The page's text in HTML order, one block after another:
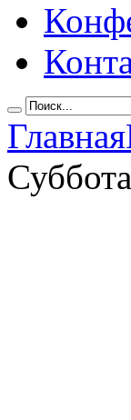
Главная